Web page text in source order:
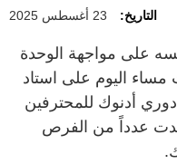
التاريخ: 23 أغسطس 2025
على مواجهة الوحدة
مساء اليوم على استاد
دوري أدنوك للمحترفين
عدداً من الفرص